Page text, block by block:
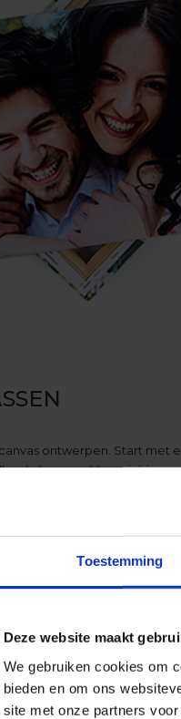
Toestemming
Deze website maakt
We gebruiken cookies om
bieden en om ons
site met onze partners
ontwerpen. Start met
kant-en-klare
Een foto op canvas kan
op canvas maken.
- PERSONALISEER
persoonlijk karakter. Een
verschillende kamers en
appartement te
met kant-en-klare